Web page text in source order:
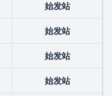
始发站
始发站
始发站
始发站